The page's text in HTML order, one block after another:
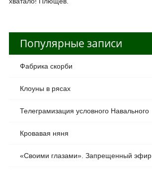
Популярные записи
Фабрика скорби
Клоуны в рясах
Телеграмизация условного Навального
Кровавая няня
«Своими глазами». Запрещенный эфир